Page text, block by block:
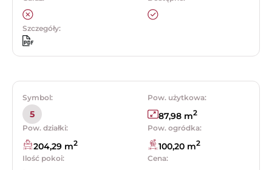
Szczegóły:
Symbol:
5
Pow. użytkowa:
87,98 m2
Pow. działki:
204,29 m2
Pow. ogródka:
100,20 m2
Ilość pokoi: Cena: